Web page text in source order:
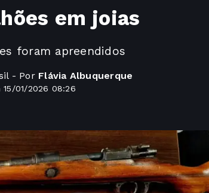
em joias
foram apreendidos
- Por Flávia Albuquerque
01/2026 08:26